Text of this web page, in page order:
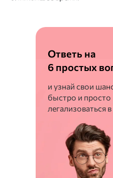
Ответь на
6 простых
и узнай свои
быстро и просто
легализоваться